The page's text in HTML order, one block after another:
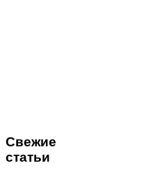
Свежие
статьи